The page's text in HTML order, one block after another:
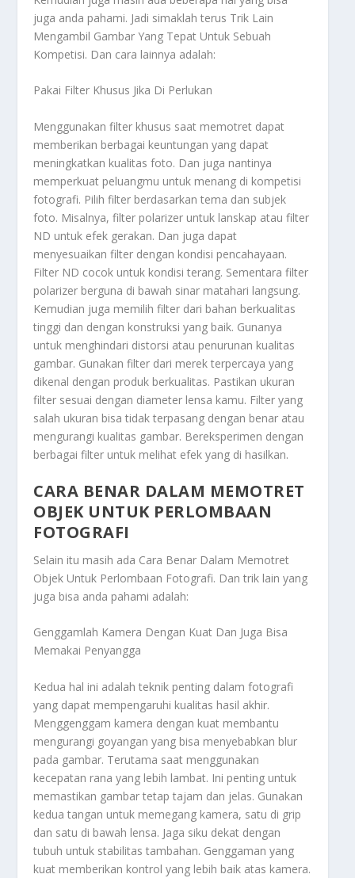
juga anda pahami. Jadi simaklah terus Trik Lain
Mengambil Gambar Yang Tepat Untuk Sebuah
Kompetisi. Dan cara lainnya adalah:
Pakai Filter Khusus Jika Di Perlukan
Menggunakan filter khusus saat memotret dapat
memberikan berbagai keuntungan yang dapat
meningkatkan kualitas foto. Dan juga nantinya
memperkuat peluangmu untuk menang di kompetisi
fotografi. Pilih filter berdasarkan tema dan subjek
foto. Misalnya, filter polarizer untuk lanskap atau filter
ND untuk efek gerakan. Dan juga dapat
menyesuaikan filter dengan kondisi pencahayaan.
Filter ND cocok untuk kondisi terang. Sementara filter
polarizer berguna di bawah sinar matahari langsung.
Kemudian juga memilih filter dari bahan berkualitas
tinggi dan dengan konstruksi yang baik. Gunanya
untuk menghindari distorsi atau penurunan kualitas
gambar. Gunakan filter dari merek terpercaya yang
dikenal dengan produk berkualitas. Pastikan ukuran
filter sesuai dengan diameter lensa kamu. Filter yang
salah ukuran bisa tidak terpasang dengan benar atau
mengurangi kualitas gambar. Bereksperimen dengan
berbagai filter untuk melihat efek yang di hasilkan.
CARA BENAR DALAM MEMOTRET
OBJEK UNTUK PERLOMBAAN
FOTOGRAFI
Selain itu masih ada Cara Benar Dalam Memotret
Objek Untuk Perlombaan Fotografi. Dan trik lain yang
juga bisa anda pahami adalah:
Genggamlah Kamera Dengan Kuat Dan Juga Bisa
Memakai Penyangga
Kedua hal ini adalah teknik penting dalam fotografi
yang dapat mempengaruhi kualitas hasil akhir.
Menggenggam kamera dengan kuat membantu
mengurangi goyangan yang bisa menyebabkan blur
pada gambar. Terutama saat menggunakan
kecepatan rana yang lebih lambat. Ini penting untuk
memastikan gambar tetap tajam dan jelas. Gunakan
kedua tangan untuk memegang kamera, satu di grip
dan satu di bawah lensa. Jaga siku dekat dengan
tubuh untuk stabilitas tambahan. Genggaman yang
kuat memberikan kontrol yang lebih baik atas kamera.